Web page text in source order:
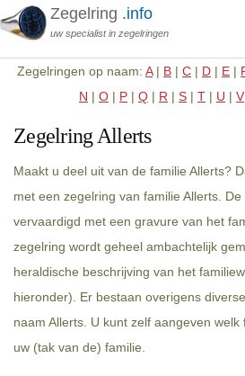
Zegelring .info
uw specialist in zegelringen
Zegelringen op naam: A| B | C | D | E |
N | O | P | Q | R | S | T | U | V
Zegelring Allerts
Maakt u deel uit van de familie Allerts?
met een zegelring van familie Allerts.
vervaardigd met een gravure van het
zegelring wordt geheel ambachtelijk
heraldische beschrijving van het
hieronder). Er bestaan overigens
naam Allerts. U kunt zelf aangeven
uw (tak van de) familie.